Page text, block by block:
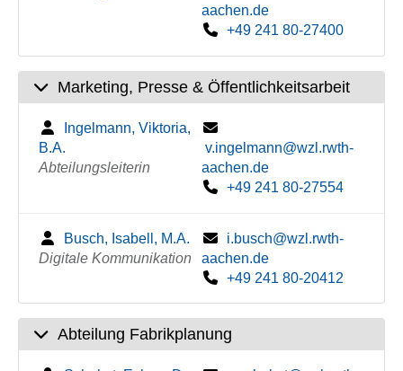
aachen.de
+49 241 80-27400
Marketing, Presse & Öffentlichkeitsarbeit
Ingelmann, Viktoria,
B.A.
Abteilungsleiterin
v.ingelmann@wzl.rwth-
aachen.de
+49 241 80-27554
Busch, Isabell, M.A.
Digitale Kommunikation
i.busch@wzl.rwth-
aachen.de
+49 241 80-20412
Abteilung Fabrikplanung